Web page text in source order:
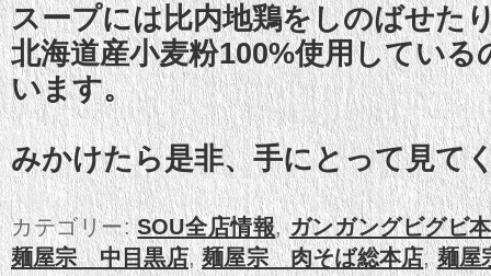
スープには比内地鶏をしのばせた
北海道産小麦粉100%使用してい
います。
みかけたら是非、手にとって見て
カテゴリー: SOU全店情報,ガンガングビグビ
麺屋宗 中目黒店,麺屋宗 肉そば総本店,麺屋